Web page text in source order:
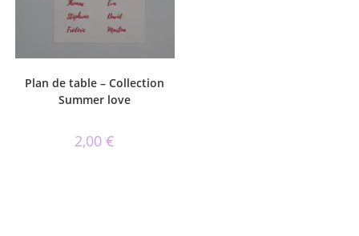
Plan de table – Collection
Summer love
2,00€